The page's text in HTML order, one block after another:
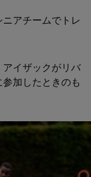
アチームでトレ
イザックがリバ
加したときのも